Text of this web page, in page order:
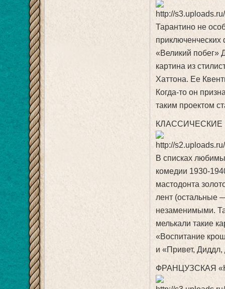
Тарантино не
«Великий побег»
картина из
Хаттона. Ее
Когда-то он
таким проектом
КЛАССИЧЕСКИЕ
В списках
комедии 1930-
мастодонта
лент (остальные
незаменимыми.
мелькали такие
«Воспитание
и «Привет,
ФРАНЦУЗСКАЯ